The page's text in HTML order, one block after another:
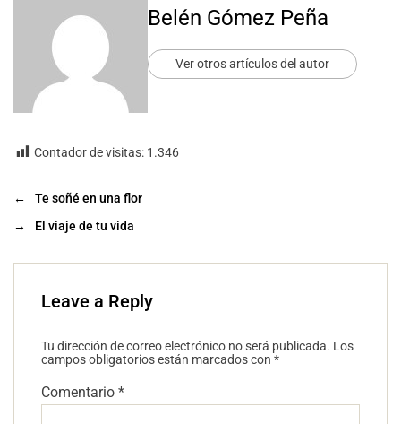
Belén Gómez Peña
Ver otros artículos del autor
Contador de visitas: 1.346
←
Te soñé en una flor
→
El viaje de tu vida
Leave a Reply
Tu dirección de correo electrónico no será publicada. Los
campos obligatorios están marcados con *
Comentario *